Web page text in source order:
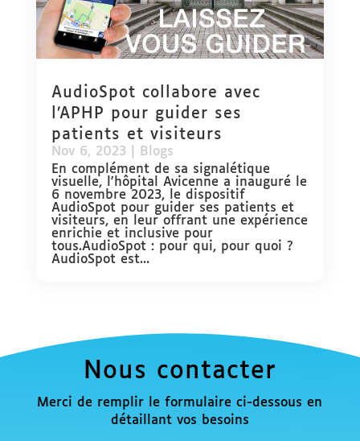
AudioSpot collabore avec
l’APHP pour guider ses
patients et visiteurs
Nov 6, 2023
Blogs
En complément de sa signalétique
visuelle, l'hôpital Avicenne a inauguré le
6 novembre 2023, le dispositif
AudioSpot pour guider ses patients et
visiteurs, en leur offrant une expérience
enrichie et inclusive pour
tous.AudioSpot : pour qui, pour quoi ?
AudioSpot est...
Nous contacter
Merci de remplir le formulaire ci-dessous en
détaillant vos besoins